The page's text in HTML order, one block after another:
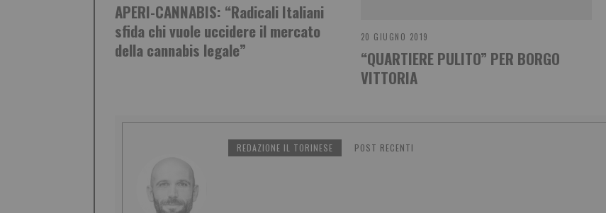
APERI-CANNABIS: “Radicali Italiani
sfida chi vuole uccidere il mercato
della cannabis legale”
20 GIUGNO 2019
“QUARTIERE PULITO” PER BORGO
VITTORIA
REDAZIONE IL TORINESE POST RECENTI